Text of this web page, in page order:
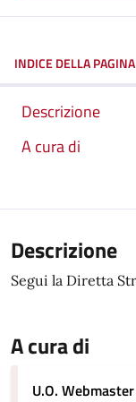
INDICE DELLA PAGINA
Descrizione
A cura di
Descrizione
Segui la Diretta
A cura di
U.O.